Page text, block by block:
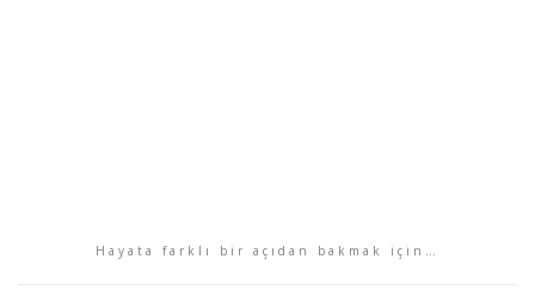
Hayata farklı bir açıdan bakmak için…